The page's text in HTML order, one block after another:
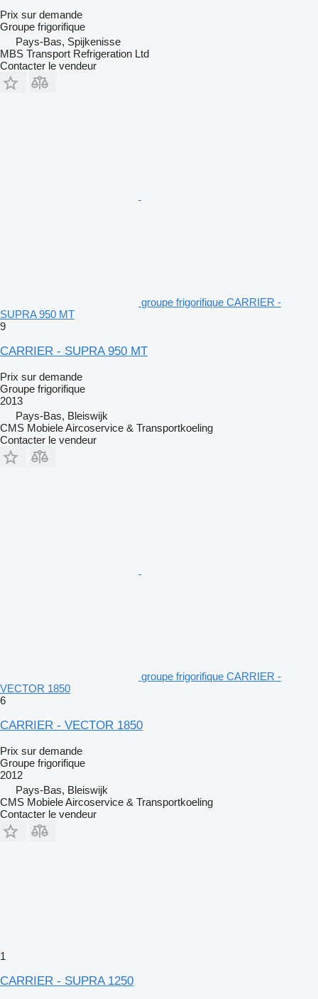
Prix sur demande
Groupe frigorifique
Pays-Bas, Spijkenisse
MBS Transport Refrigeration Ltd
Contacter le vendeur
groupe frigorifique CARRIER -
SUPRA 950 MT
9
CARRIER - SUPRA 950 MT
Prix sur demande
Groupe frigorifique
2013
Pays-Bas, Bleiswijk
CMS Mobiele Aircoservice & Transportkoeling
Contacter le vendeur
groupe frigorifique CARRIER -
VECTOR 1850
6
CARRIER - VECTOR 1850
Prix sur demande
Groupe frigorifique
2012
Pays-Bas, Bleiswijk
CMS Mobiele Aircoservice & Transportkoeling
Contacter le vendeur
1
CARRIER - SUPRA 1250